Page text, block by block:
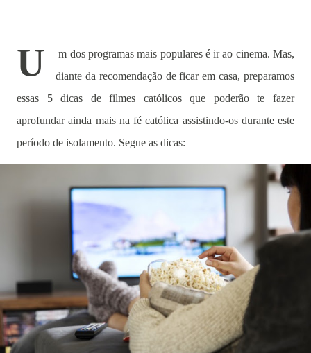
U
m dos programas mais populares é ir ao cinema. Mas,
diante da recomendação de ficar em casa, preparamos
essas 5 dicas de filmes católicos que poderão te fazer
aprofundar ainda mais na fé católica assistindo-os durante este
período de isolamento. Segue as dicas: